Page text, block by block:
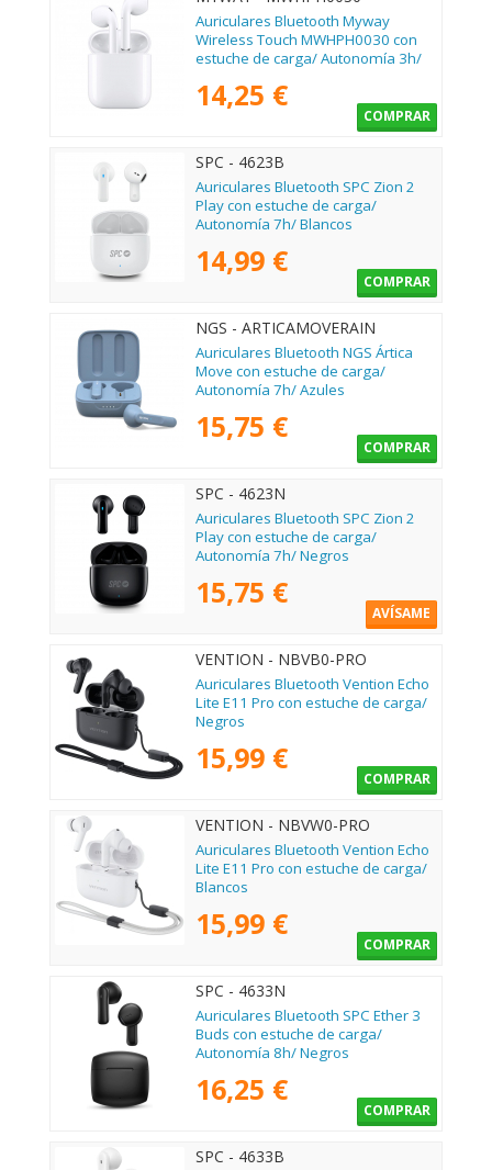
Auriculares Bluetooth Myway
Wireless Touch MWHPH0030 con
estuche de carga/ Autonomía 3h/
14,25 €
COMPRAR
SPC - 4623B
Auriculares Bluetooth SPC Zion 2
Play con estuche de carga/
Autonomía 7h/ Blancos
14,99 €
COMPRAR
NGS - ARTICAMOVERAIN
Auriculares Bluetooth NGS Ártica
Move con estuche de carga/
Autonomía 7h/ Azules
15,75 €
COMPRAR
SPC - 4623N
Auriculares Bluetooth SPC Zion 2
Play con estuche de carga/
Autonomía 7h/ Negros
15,75 €
AVÍSAME
VENTION - NBVB0-PRO
Auriculares Bluetooth Vention Echo
Lite E11 Pro con estuche de carga/
Negros
15,99 €
COMPRAR
VENTION - NBVW0-PRO
Auriculares Bluetooth Vention Echo
Lite E11 Pro con estuche de carga/
Blancos
15,99 €
COMPRAR
SPC - 4633N
Auriculares Bluetooth SPC Ether 3
Buds con estuche de carga/
Autonomía 8h/ Negros
16,25 €
COMPRAR
SPC - 4633B